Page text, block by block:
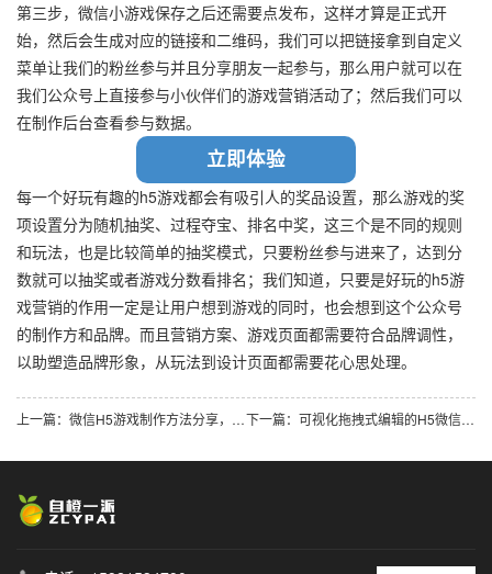
第三步，微信小游戏保存之后还需要点发布，这样才算是正式开
始，然后会生成对应的链接和二维码，我们可以把链接拿到自定义
菜单让我们的粉丝参与并且分享朋友一起参与，那么用户就可以在
我们公众号上直接参与小伙伴们的游戏营销活动了；然后我们可以
在制作后台查看参与数据。
立即体验
每一个好玩有趣的h5游戏都会有吸引人的奖品设置，那么游戏的奖
项设置分为随机抽奖、过程夺宝、排名中奖，这三个是不同的规则
和玩法，也是比较简单的抽奖模式，只要粉丝参与进来了，达到分
数就可以抽奖或者游戏分数看排名；我们知道，只要是好玩的h5游
戏营销的作用一定是让用户想到游戏的同时，也会想到这个公众号
的制作方和品牌。而且营销方案、游戏页面都需要符合品牌调性，
以助塑造品牌形象，从玩法到设计页面都需要花心思处理。
上一篇：微信H5游戏制作方法分享，微信营销必备 下一篇：可视化拖拽式编辑的H5微信小游戏制作方法